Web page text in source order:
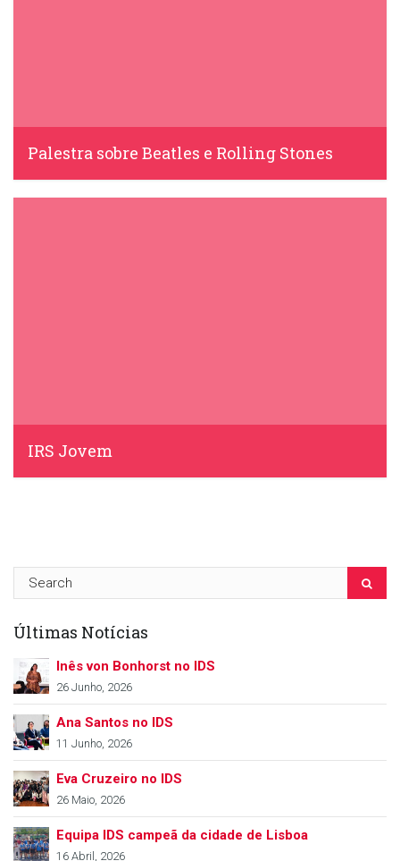
Palestra sobre Beatles e Rolling Stones
IDS, 23 Março, 2022
IRS Jovem
Últimas Notícias
Inês von Bonhorst no IDS
26 Junho, 2026
Ana Santos no IDS
11 Junho, 2026
Eva Cruzeiro no IDS
26 Maio, 2026
Equipa IDS campeã da cidade de Lisboa
16 Abril, 2026